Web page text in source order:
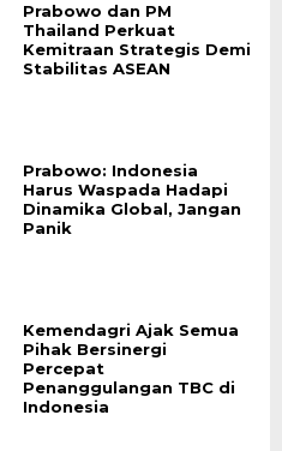
Prabowo dan PM
Thailand Perkuat
Kemitraan Strategis Demi
Stabilitas ASEAN
Prabowo: Indonesia
Harus Waspada Hadapi
Dinamika Global, Jangan
Panik
Kemendagri Ajak Semua
Pihak Bersinergi
Percepat
Penanggulangan TBC di
Indonesia